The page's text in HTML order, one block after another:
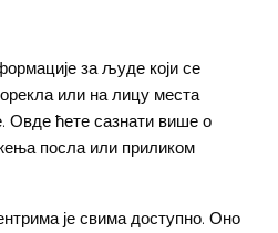
за људе који се
или на лицу места
Овде ћете сазнати више о
посла или приликом
је свима доступно. Оно